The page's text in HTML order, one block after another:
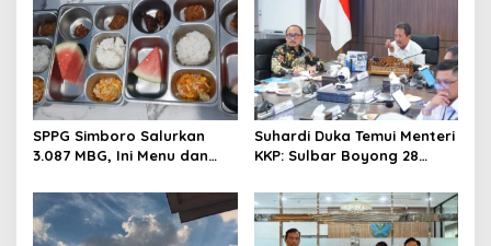
SPPG Simboro Salurkan
3.087 MBG, Ini Menu dan
Suhardi Duka Temui Menteri
KKP: Sulbar Boyong 28
Kapal 30 GT